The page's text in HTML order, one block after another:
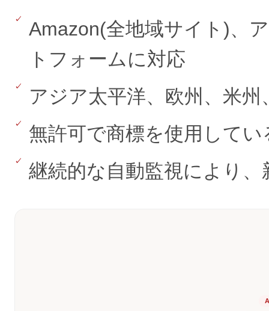
Amazon(全地域サイト)、
トフォームに対応
アジア太平洋、欧州、米
無許可で商標を使用して
継続的な自動監視により